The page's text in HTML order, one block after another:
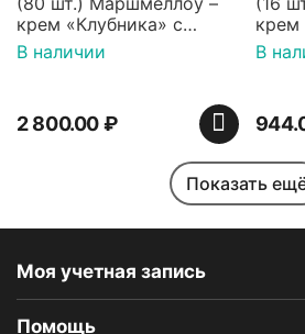
крем «Клубника» с
палочками (ТМ
«Зефирный Лео»)
В наличии
2 800.00₽
крем
В
Показать
Моя учетная запись
Помощь